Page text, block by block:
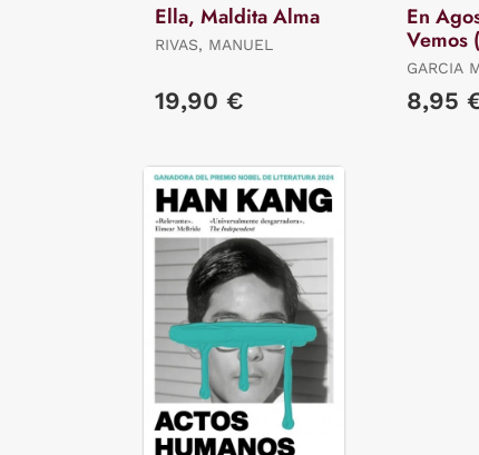
Ella, Maldita Alma
RIVAS, MANUEL
19,90 €
En
Vemos
GARCIA
8,95